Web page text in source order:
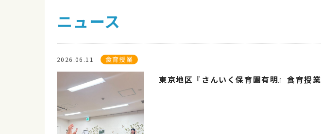
ニュース
2026.06.11 食育授業
東京地区『さんいく保育園有明』食育授業